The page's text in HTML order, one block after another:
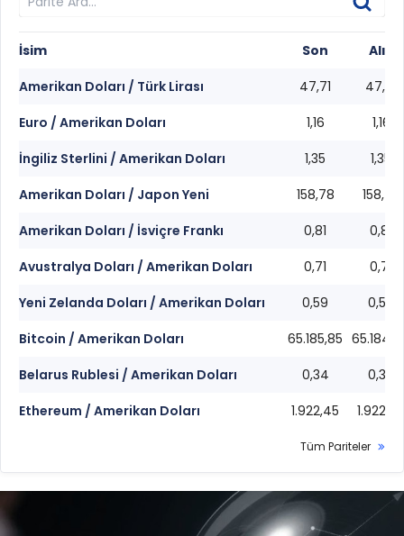
İsim Son
Alış
Amerikan Doları / Türk Lirası
47,71
47,71
Euro / Amerikan Doları
1,16
1,16
İngiliz Sterlini / Amerikan Doları
1,35
1,35
Amerikan Doları / Japon Yeni
158,78
158,77
Amerikan Doları / İsviçre Frankı
0,81
0,81
Avustralya Doları / Amerikan Doları
0,71
0,71
Yeni Zelanda Doları / Amerikan Doları
0,59
0,59
Bitcoin / Amerikan Doları
65.185,85
Belarus Rublesi / Amerikan Doları
0,34
0,34
Ethereum / Amerikan Doları
1.922,45 1.922,09
Tüm Pariteler